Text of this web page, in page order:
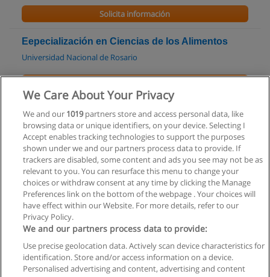
Solicita información
Eepecialización en Ciencias de los Alimentos
Universidad Nacional de Rosario
Maestría en inocuidad y calidad de alimentos
UNRC - Universidad Nacional de Río Cuarto
Solicita información
Privacidad de datos
Contactar con Educaedu
We Care About Your Privacy
We and our 1019partners store and access personal data, like
browsing data or unique identifiers, on your device. Selecting I
Accept enables tracking technologies to support the purposes
shown under we and our partners process data to provide. If
trackers are disabled, some content and ads you see may not be as
relevant to you. You can resurface this menu to change your
choices or withdraw consent at any time by clicking the Manage
Preferences link on the bottom of the webpage . Your choices will
have effect within our Website. For more details, refer to our
Privacy Policy.
We and our partners process data to provide:
Use precise geolocation data. Actively scan device characteristics for
identification. Store and/or access information on a device.
Personalised advertising and content, advertising and content